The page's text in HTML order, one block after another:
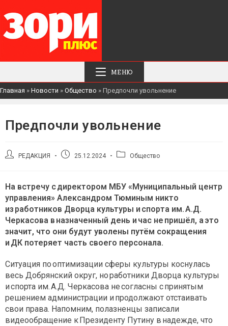
МЕНЮ
Главная » Новости » Общество » Предпочли увольнение
Предпочли увольнение
АвторРЕДАКЦИЯ
Запись25.12.2024
РубрикаОбщество
На встречу с директором МБУ «Муниципальный центр
управления» Александром Тюминым никто
из работников Дворца культуры и спорта им. А.Д.
Черкасова в назначенный день и час не пришёл, а это
значит, что они будут уволены путём сокращения
и ДК потеряет часть своего персонала.
Ситуация по оптимизации сферы культуры коснулась
весь Добрянский округ, но работники Дворца культуры
и спорта им. А.Д. Черкасова не согласны с принятым
решением администрации и продолжают отстаивать
свои права. Напомним, полазненцы записали
видеообращение к Президенту Путину в надежде, что